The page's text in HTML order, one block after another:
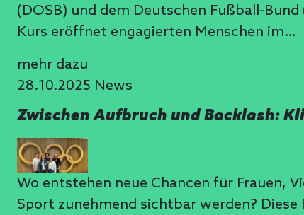
(DOSB) und dem Deutschen Fußball-Bund
Kurs eröffnet engagierten Menschen im…
mehr dazu
28.10.2025 News
Zwischen Aufbruch und Backlash:
Wo entstehen neue Chancen für Frauen,
Sport zunehmend sichtbar werden? Diese